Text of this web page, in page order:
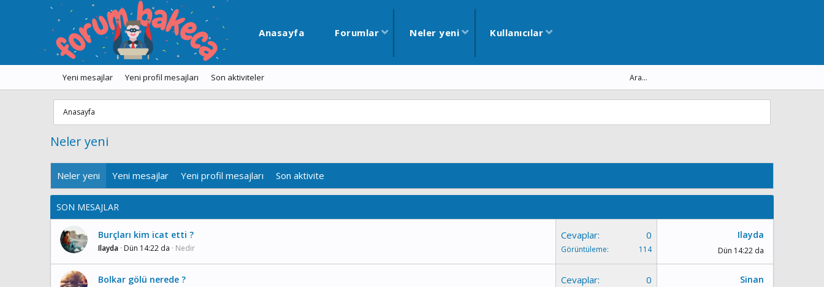
Anasayfa Forumlar Neler yeni Kullanıcılar
Yeni mesajlar Yeni profil mesajları Son aktiviteler
Anasayfa
Neler yeni
Neler yeni Yeni mesajlar Yeni profil mesajları Son aktivite
SON MESAJLAR
Burçları kim icat etti ?
Ilayda Dün 14:22 da Nedir
Cevaplar 0
Görüntüleme 114
Ilayda
Dün 14:22 da
Bolkar gölü nerede ? Cevaplar 0 Sinan